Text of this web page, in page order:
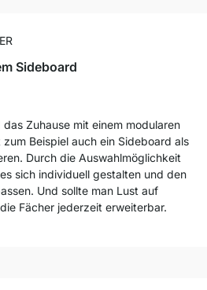
Sideboard
Zuhause mit einem modularen
zum Beispiel auch ein Sideboard als
Durch die Auswahlmöglichkeit
sich individuell gestalten und den
Und sollte man Lust auf
Fächer jederzeit erweiterbar.